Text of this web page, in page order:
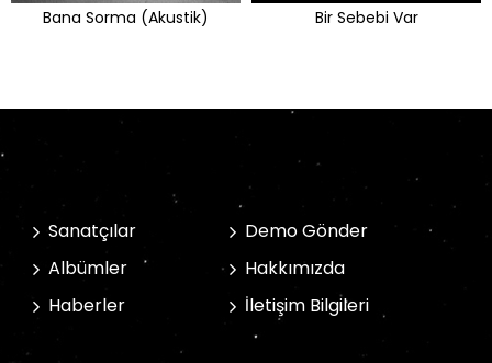
Bana Sorma (Akustik) Bir Sebebi Var
Sanatçılar
Albümler
Haberler
Demo Gönder
Hakkımızda
İletişim Bilgileri